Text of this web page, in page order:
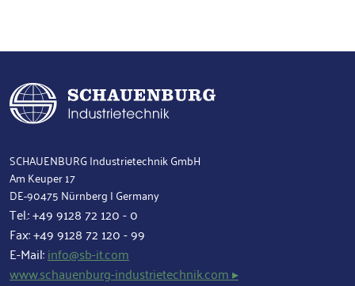
SCHAUENBURG Industrietechnik GmbH
Am Keuper 17
DE-90475 Nürnberg | Germany
Tel.:+49 9128 72 120 - 0
Fax: +49 9128 72 120 - 99
E-Mail:info@sb-it.com
www.schauenburg-industrietechnik.com ▸